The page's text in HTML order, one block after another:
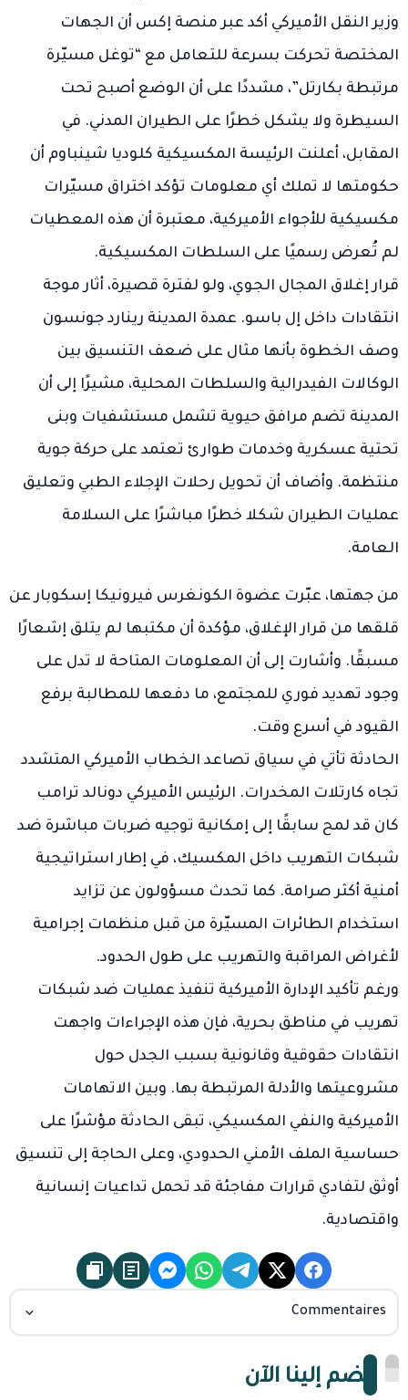
وزير النقل الأميركي أكد عبر منصة إكس أن الجهات
المختصة تحركت بسرعة للتعامل مع “توغل مسيّرة
مرتبطة بكارتل”، مشددًا على أن الوضع أصبح تحت
السيطرة ولا يشكل خطرًا على الطيران المدني. في
المقابل، أعلنت الرئيسة المكسيكية كلوديا شينباوم أن
حكومتها لا تملك أي معلومات تؤكد اختراق مسيّرات
مكسيكية للأجواء الأميركية، معتبرة أن هذه المعطيات
لم تُعرض رسميًا على السلطات المكسيكية.
قرار إغلاق المجال الجوي، ولو لفترة قصيرة، أثار موجة
انتقادات داخل إل باسو. عمدة المدينة رينارد جونسون
وصف الخطوة بأنها مثال على ضعف التنسيق بين
الوكالات الفيدرالية والسلطات المحلية، مشيرًا إلى أن
المدينة تضم مرافق حيوية تشمل مستشفيات وبنى
تحتية عسكرية وخدمات طوارئ تعتمد على حركة جوية
منتظمة. وأضاف أن تحويل رحلات الإجلاء الطبي وتعليق
عمليات الطيران شكلا خطرًا مباشرًا على السلامة
العامة.
من جهتها، عبّرت عضوة الكونغرس فيرونيكا إسكوبار عن
قلقها من قرار الإغلاق، مؤكدة أن مكتبها لم يتلق إشعارًا
مسبقًا. وأشارت إلى أن المعلومات المتاحة لا تدل على
وجود تهديد فوري للمجتمع، ما دفعها للمطالبة برفع
القيود في أسرع وقت.
الحادثة تأتي في سياق تصاعد الخطاب الأميركي المتشدد
تجاه كارتلات المخدرات. الرئيس الأميركي دونالد ترامب
كان قد لمح سابقًا إلى إمكانية توجيه ضربات مباشرة ضد
شبكات التهريب داخل المكسيك، في إطار استراتيجية
أمنية أكثر صرامة. كما تحدث مسؤولون عن تزايد
استخدام الطائرات المسيّرة من قبل منظمات إجرامية
لأغراض المراقبة والتهريب على طول الحدود.
ورغم تأكيد الإدارة الأميركية تنفيذ عمليات ضد شبكات
تهريب في مناطق بحرية، فإن هذه الإجراءات واجهت
انتقادات حقوقية وقانونية بسبب الجدل حول
مشروعيتها والأدلة المرتبطة بها. وبين الاتهامات
الأميركية والنفي المكسيكي، تبقى الحادثة مؤشرًا على
حساسية الملف الأمني الحدودي، وعلى الحاجة إلى تنسيق
أوثق لتفادي قرارات مفاجئة قد تحمل تداعيات إنسانية
واقتصادية.
Commentaires
انضم إلينا الآن